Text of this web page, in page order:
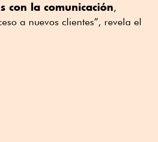
con la comunicación,
a nuevos clientes”, revela el